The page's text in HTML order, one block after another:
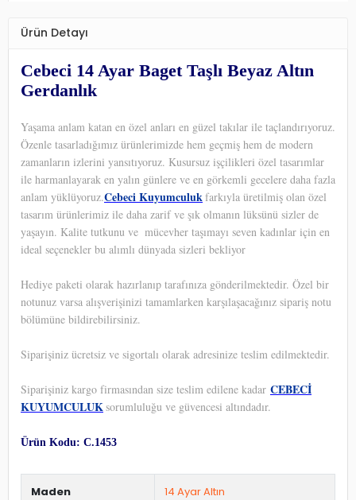
Ürün Detayı
Cebeci 14 Ayar Baget Taşlı Beyaz Altın
Gerdanlık
Yaşama anlam katan en özel anları en güzel takılar ile taçlandırıyoruz.
Özenle tasarladığımız ürünlerimizde hem geçmiş hem de modern
zamanların izlerini yansıtıyoruz. Kusursuz işçilikleri özel tasarımlar
ile harmanlayarak en yalın günlere ve en görkemli gecelere daha fazla
anlam yüklüyoruz.Cebeci Kuyumculukfarkıyla üretilmiş olan özel
tasarım ürünlerimiz ile daha zarif ve şık olmanın lüksünü sizler de
yaşayın. Kalite tutkunu ve mücevher taşımayı seven kadınlar için en
ideal seçenekler bu alımlı dünyada sizleri bekliyor
Hediye paketi olarak hazırlanıp tarafınıza gönderilmektedir. Özel bir
notunuz varsa alışverişinizi tamamlarken karşılaşacağınız sipariş notu
bölümüne bildirebilirsiniz.
Siparişiniz ücretsiz ve sigortalı olarak adresinize teslim edilmektedir.
Siparişiniz kargo firmasından size teslim edilene kadar CEBECİ
KUYUMCULUKsorumluluğu ve güvencesi altındadır.
Ürün Kodu: C.1453
Maden 14 Ayar Altın